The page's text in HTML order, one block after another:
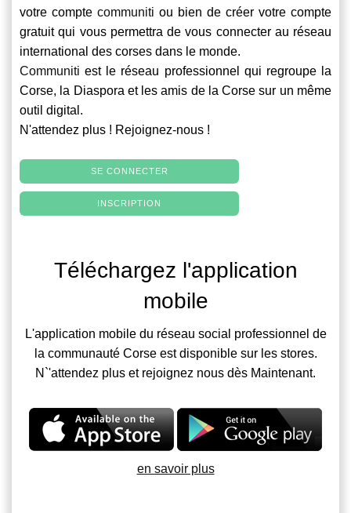
votre compte communiti ou bien de créer votre compte
gratuit qui vous permettra de vous connecter au réseau
international des corses dans le monde.
Communiti est le réseau professionnel qui regroupe la
Corse, la Diaspora et les amis de la Corse sur un même
outil digital.
N'attendez plus ! Rejoignez-nous !
SE CONNECTER
INSCRIPTION
Téléchargez l'application
mobile
L'application mobile du réseau social professionnel de
la communauté Corse est disponible sur les stores.
N`'attendez plus et rejoignez nous dès Maintenant.
en savoir plus